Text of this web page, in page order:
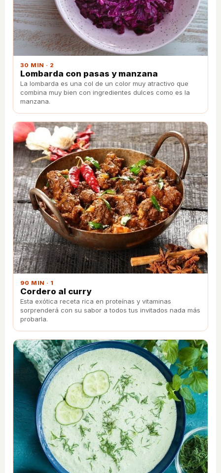
30 MIN · 2
Lombarda con pasas y manzana
La lombarda es una col de un color muy atractivo que
combina muy bien con ingredientes dulces como es la
manzana.
90 MIN · 1
Cordero al curry
Esta exótica receta rica en proteínas y vitaminas
sorprenderá con su sabor a todos tus invitados nada más
probarla.